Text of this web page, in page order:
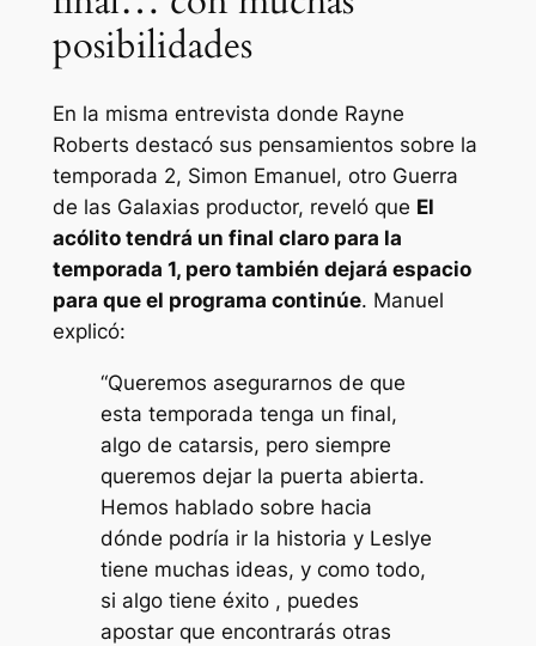
posibilidades
En la misma entrevista donde Rayne
Roberts destacó sus pensamientos sobre la
temporada 2, Simon Emanuel, otro Guerra
de las Galaxias productor, reveló que El
acólito tendrá un final claro para la
temporada 1, pero también dejará espacio
para que el programa continúe. Manuel
explicó:
“Queremos asegurarnos de que
esta temporada tenga un final,
algo de catarsis, pero siempre
queremos dejar la puerta abierta.
Hemos hablado sobre hacia
dónde podría ir la historia y Leslye
tiene muchas ideas, y como todo,
si algo tiene éxito , puedes
apostar que encontrarás otras